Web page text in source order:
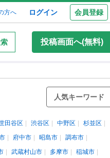
方へ ログイン 会員登録
投稿画面へ(無料)
人気キーワード
田谷区 渋谷区 中野区
杉並区
府中市 昭島市
調布市
武蔵村山市 多摩市
稲城市